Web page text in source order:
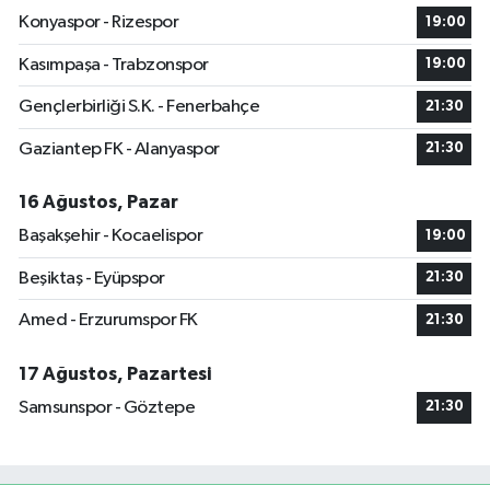
Konyaspor - Rizespor
19:00
Kasımpaşa - Trabzonspor 19:00
Gençlerbirliği S.K. - Fenerbahçe 21:30
Gaziantep FK - Alanyaspor 21:30
16 Ağustos, Pazar
Başakşehir - Kocaelispor
19:00
Beşiktaş - Eyüpspor 21:30
Amed - Erzurumspor FK 21:30
17 Ağustos, Pazartesi
Samsunspor - Göztepe
21:30